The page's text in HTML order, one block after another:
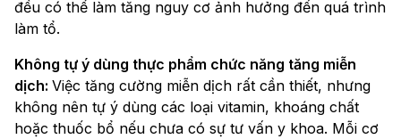
đều có thể làm tăng nguy cơ ảnh hưởng đến quá trình
làm tổ.
Không tự ý dùng thực phẩm chức năng tăng miễn
dịch: Việc tăng cường miễn dịch rất cần thiết, nhưng
không nên tự ý dùng các loại vitamin, khoáng chất
hoặc thuốc bổ nếu chưa có sự tư vấn y khoa. Mỗi cơ